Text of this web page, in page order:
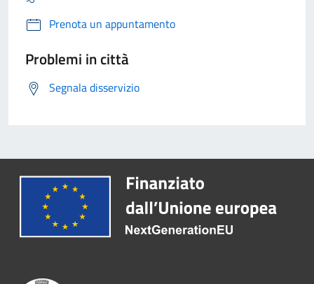
Prenota un appuntamento
Problemi in città
Segnala disservizio